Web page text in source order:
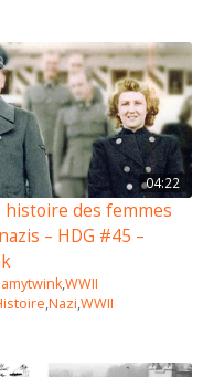
04:22
histoire des femmes
– HDG #45 –
,WWII
,Nazi,WWII